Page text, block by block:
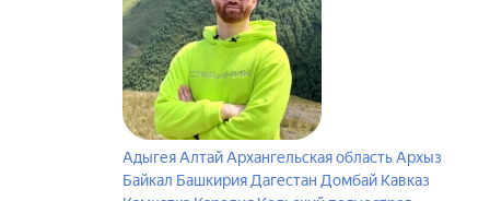
АдыгеяАлтайАрхангельская областьАрхыз
Байкал Башкирия Дагестан Домбай Кавказ